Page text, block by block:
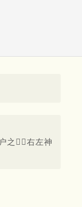
之右左神